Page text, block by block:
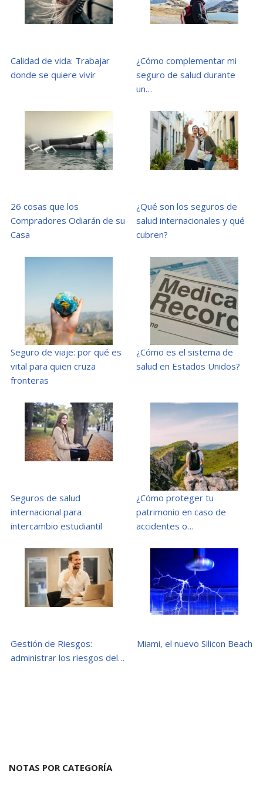
Calidad de vida: Trabajar
donde se quiere vivir
¿Cómo complementar mi
seguro de salud durante
un…
26 cosas que los
Compradores Odiarán de su
Casa
¿Qué son los seguros de
salud internacionales y qué
cubren?
Seguro de viaje: por qué es
vital para quien cruza
fronteras
¿Cómo es el sistema de
salud en Estados Unidos?
Seguros de salud
internacional para
intercambio estudiantil
¿Cómo proteger tu
patrimonio en caso de
accidentes o…
Gestión de Riesgos:
administrar los riesgos del…
Miami, el nuevo Silicon Beach
NOTAS POR CATEGORÍA